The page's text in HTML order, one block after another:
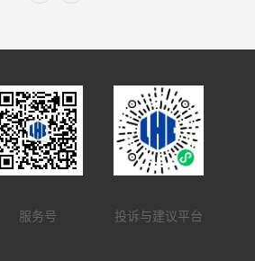
服务号 投诉与建议平台